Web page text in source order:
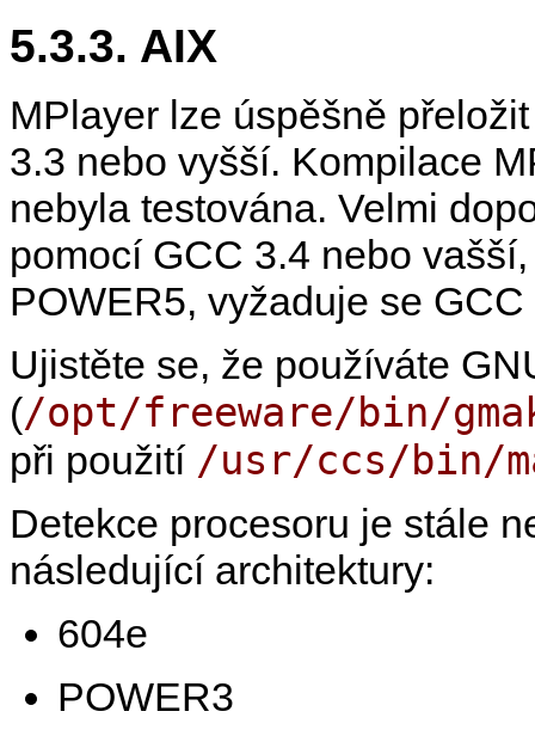
5.3.3. AIX
MPlayer lze úspěšně
3.3 nebo vyšší. Kompilace
nebyla testována. Velmi
pomocí GCC 3.4 nebo
POWER5, vyžaduje se GCC
Ujistěte se, že používáte
(/opt/freeware/bin/
při použití /usr/ccs/bin/
Detekce procesoru je stále
následující architektury:
604e
POWER3